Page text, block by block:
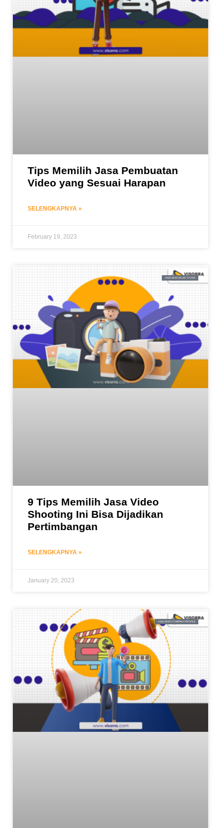
Tips Memilih Jasa Pembuatan
Video yang Sesuai Harapan
SELENGKAPNYA »
February 19, 2023
JASA VIDEO IKLAN TV ONE
9 Tips Memilih Jasa Video
Shooting Ini Bisa Dijadikan
Pertimbangan
SELENGKAPNYA »
January 20, 2023
JASA VIDEO COMPANY PROFILE